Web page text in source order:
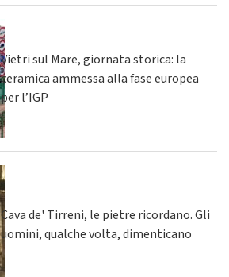
Vietri sul Mare, giornata storica: la
ceramica ammessa alla fase europea
per l’IGP
Cava de' Tirreni, le pietre ricordano. Gli
uomini, qualche volta, dimenticano